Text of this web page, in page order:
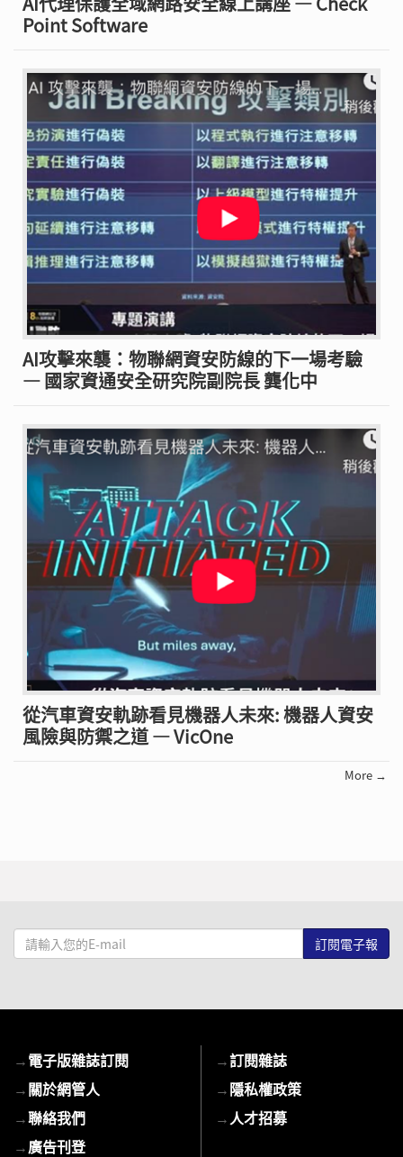
Point Software
AI攻擊來襲：物聯網資安防線的下一場考驗
— 國家資通安全研究院副院長 龔化中
從汽車資安軌跡看見機器人未來: 機器人資安
風險與防禦之道 — VicOne
More →
請
輸
mail
→電子版雜誌訂閱
→關於網管人
→聯絡我們
→廣告刊登
→訂閱雜誌
→隱私權政策
→ 人才招募